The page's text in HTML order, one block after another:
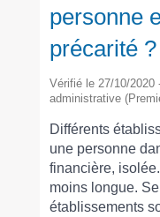
personne
précarité ?
Vérifié le 27/10/2020
administrative
Différents
une personne
financière,
moins longue.
établissements